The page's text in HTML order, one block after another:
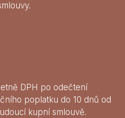
DPH po odečtení
poplatku do 10 dnů od
kupní smlouvě.